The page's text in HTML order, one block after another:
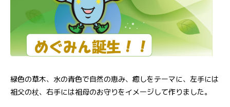
緑色の草木、水の青色で自然の恵み、癒しをテーマに、左手には
祖父の杖、右手には祖母のお守りをイメージして作りました。